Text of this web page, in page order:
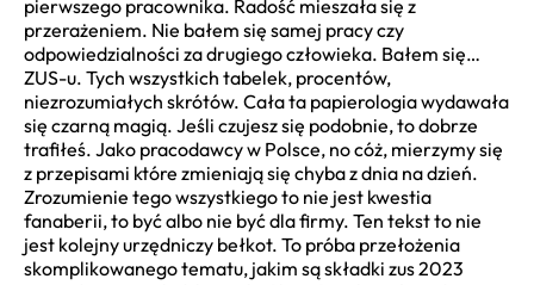
pierwszego pracownika. Radość mieszała się z
przerażeniem. Nie bałem się samej pracy czy
odpowiedzialności za drugiego człowieka. Bałem się…
ZUS-u. Tych wszystkich tabelek, procentów,
niezrozumiałych skrótów. Cała ta papierologia wydawała
się czarną magią. Jeśli czujesz się podobnie, to dobrze
trafiłeś. Jako pracodawcy w Polsce, no cóż, mierzymy się
z przepisami które zmieniają się chyba z dnia na dzień.
Zrozumienie tego wszystkiego to nie jest kwestia
fanaberii, to być albo nie być dla firmy. Ten tekst to nie
jest kolejny urzędniczy bełkot. To próba przełożenia
skomplikowanego tematu, jakim są składki zus 2023